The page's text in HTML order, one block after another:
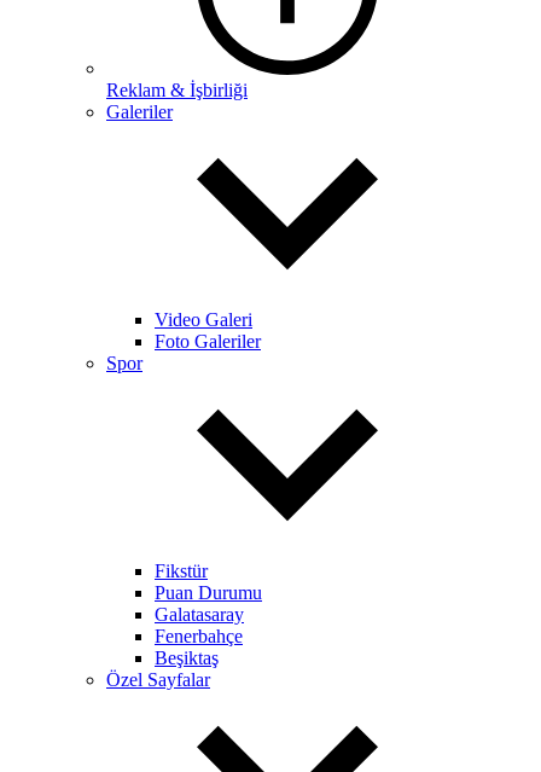
Reklam & İşbirliği
Galeriler
Video Galeri
Foto Galeriler
Spor
Fikstür
Puan Durumu
Galatasaray
Fenerbahçe
Beşiktaş
Özel Sayfalar